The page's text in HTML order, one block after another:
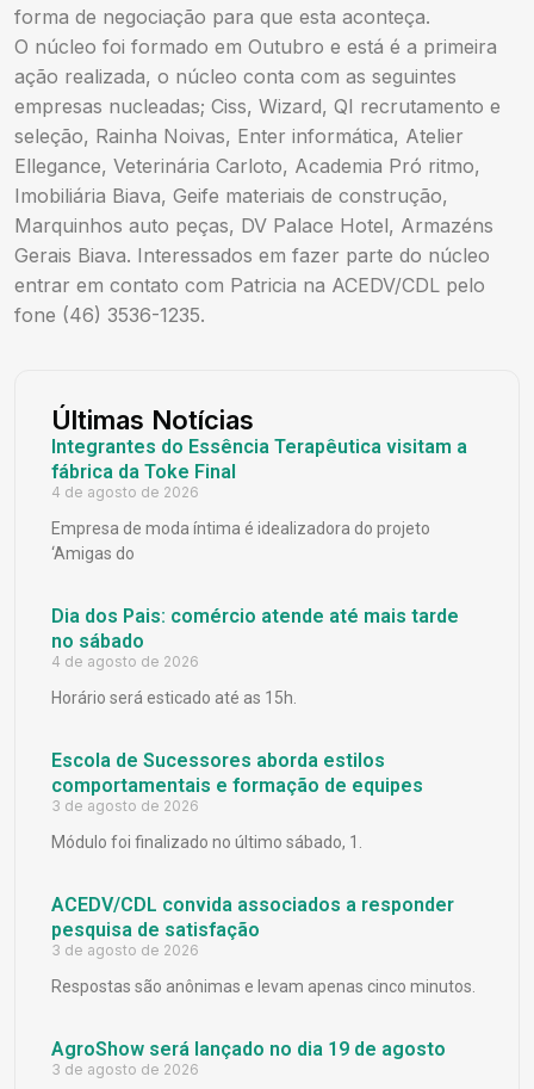
forma de negociação para que esta aconteça.
O núcleo foi formado em Outubro e está é a primeira
ação realizada, o núcleo conta com as seguintes
empresas nucleadas; Ciss, Wizard, QI recrutamento e
seleção, Rainha Noivas, Enter informática, Atelier
Ellegance, Veterinária Carloto, Academia Pró ritmo,
Imobiliária Biava, Geife materiais de construção,
Marquinhos auto peças, DV Palace Hotel, Armazéns
Gerais Biava. Interessados em fazer parte do núcleo
entrar em contato com Patricia na ACEDV/CDL pelo
fone (46) 3536-1235.
Últimas Notícias
Integrantes do Essência Terapêutica visitam a
fábrica da Toke Final
4 de agosto de 2026
Empresa de moda íntima é idealizadora do projeto
‘Amigas do
Dia dos Pais: comércio atende até mais tarde
no sábado
4 de agosto de 2026
Horário será esticado até as 15h.
Escola de Sucessores aborda estilos
comportamentais e formação de equipes
3 de agosto de 2026
Módulo foi finalizado no último sábado, 1.
ACEDV/CDL convida associados a responder
pesquisa de satisfação
3 de agosto de 2026
Respostas são anônimas e levam apenas cinco minutos.
AgroShow será lançado no dia 19 de agosto
3 de agosto de 2026